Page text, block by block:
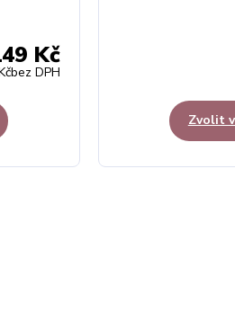
Kč
bez DPH
Zvolit